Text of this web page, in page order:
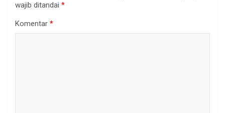
wajib ditandai *
Komentar *